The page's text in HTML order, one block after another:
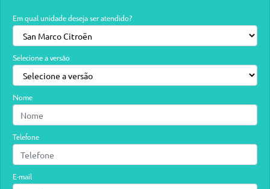
Em qual unidade deseja ser atendido?
Selecione a versão
Nome
Telefone
E-mail